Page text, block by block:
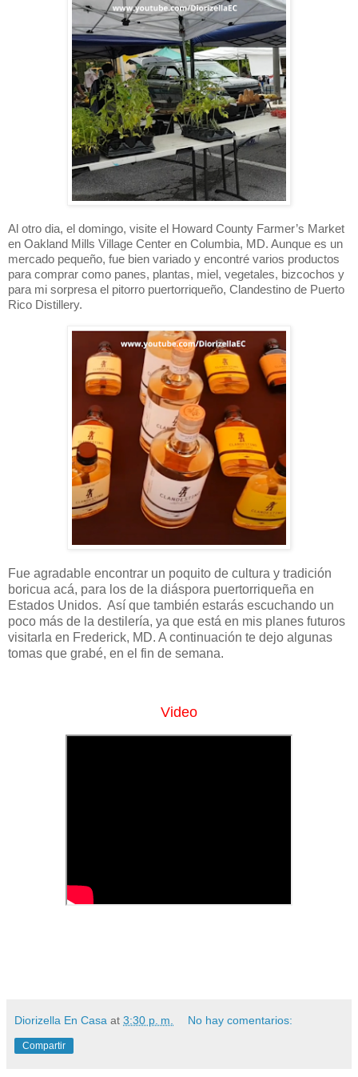
Al otro dia, el domingo, visite el Howard County Farmer’s Market
en Oakland Mills Village Center en Columbia, MD. Aunque es un
mercado pequeño, fue bien variado y encontré varios productos
para comprar como panes, plantas, miel, vegetales, bizcochos y
para mi sorpresa el pitorro puertorriqueño, Clandestino de Puerto
Rico Distillery.
Fue agradable encontrar un poquito de cultura y tradición
boricua acá, para los de la diáspora puertorriqueña en
Estados Unidos. Así que también estarás escuchando un
poco más de la destilería, ya que está en mis planes futuros
visitarla en Frederick, MD. A continuación te dejo algunas
tomas que grabé, en el fin de semana.
Video
Diorizella En Casa at 3:30 p. m. No hay comentarios:
Compartir